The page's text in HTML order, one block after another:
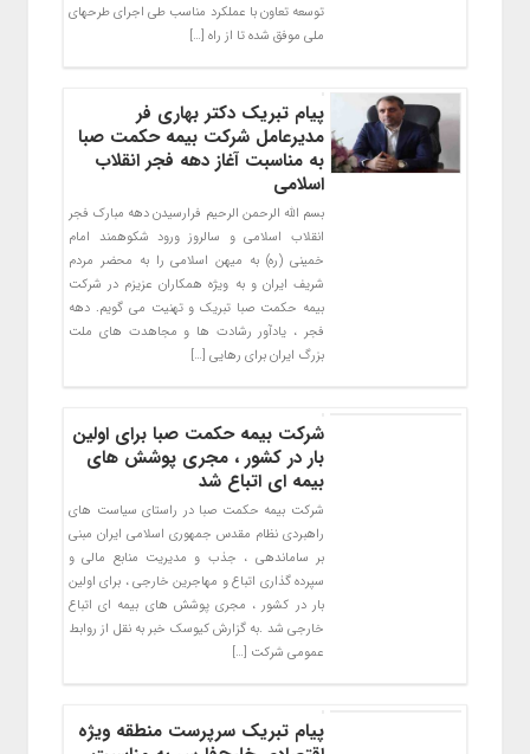
توسعه تعاون با عملکرد مناسب طی اجرای طرحهای
ملی موفق شده تا از راه […]
پیام تبریک دکتر بهاری فر
مدیرعامل شرکت بیمه حکمت صبا
به مناسبت آغاز دهه فجر انقلاب
اسلامی
بسم الله الرحمن الرحیم فرارسیدن دهه مبارک فجر
انقلاب اسلامی و سالروز ورود شکوهمند امام
خمینی (ره) به میهن اسلامی را به محضر مردم
شریف ایران و به ویژه همکاران عزیزم در شرکت
بیمه حکمت صبا تبریک و تهنیت می گویم. دهه
فجر ، یادآور رشادت ها و مجاهدت های ملت
بزرگ ایران برای رهایی […]
شرکت بیمه حکمت صبا برای اولین
بار در کشور ، مجری پوشش های
بیمه ای اتباع شد
شرکت بیمه حکمت صبا در راستای سیاست های
راهبردی نظام مقدس جمهوری اسلامی ایران مبنی
بر ساماندهی ، جذب و مدیریت منابع مالی و
سپرده گذاری اتباع و مهاجرین خارجی ، برای اولین
بار در کشور ، مجری پوشش های بیمه ای اتباع
خارجی شد .به گزارش کیوسک خبر به نقل از روابط
عمومی شرکت […]
پیام تبریک سرپرست منطقه ویژه